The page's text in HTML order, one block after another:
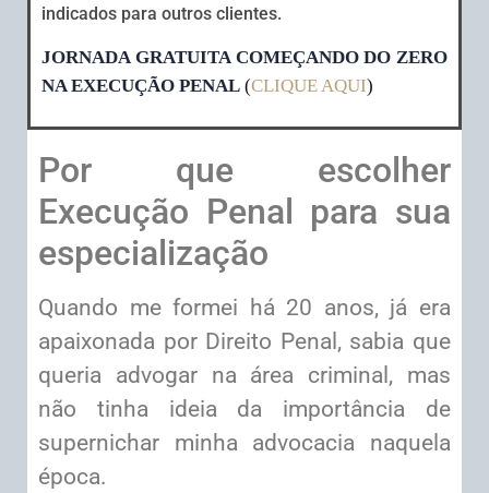
indicados para outros clientes.
JORNADA GRATUITA COMEÇANDO DO ZERO
NA EXECUÇÃO PENAL (CLIQUE AQUI)
Por que escolher
Execução Penal para sua
especialização
Quando me formei há 20 anos, já era
apaixonada por Direito Penal, sabia que
queria advogar na área criminal, mas
não tinha ideia da importância de
supernichar minha advocacia naquela
época.